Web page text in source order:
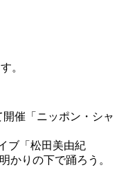
。
催「ニッポン・シャ
ブ「松田美由紀
かりの下で踊ろう。